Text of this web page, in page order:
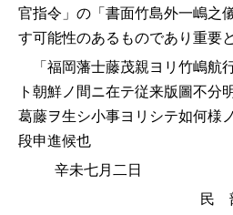
官指令」の「書面竹島外一嶋之
す可能性のあるものであり重要
「福岡藩士藤茂親ヨリ竹嶋航
ト朝鮮ノ間ニ在テ従来版圖不
葛藤ヲ生シ小事ヨリシテ如何様
段申進候也
辛未七月二日
民